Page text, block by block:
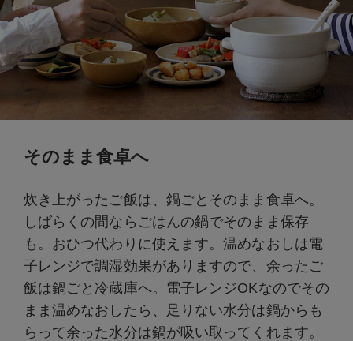
そのまま食卓へ
炊き上がったご飯は、鍋ごとそのまま食卓へ。
しばらくの間ならごはんの鍋でそのまま保存
も。おひつ代わりに使えます。温めなおしは電
子レンジで調湿効果がありますので、余ったご
飯は鍋ごと冷蔵庫へ。電子レンジOKなのでその
まま温めなおしたら、足りない水分は鍋からも
らって余った水分は鍋が吸い取ってくれます。